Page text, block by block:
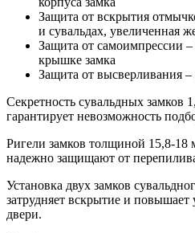
Защита от вскрытия
и сувальдах, увеличенная
Защита от самоимпрессии –
крышке замка
Защита от высверливания
Секретность сувальдных замков
гарантирует невозможность
Ригели замков толщиной 15,8-
надежно защищают от
Установка двух замков
затрудняет вскрытие и повышает
двери.